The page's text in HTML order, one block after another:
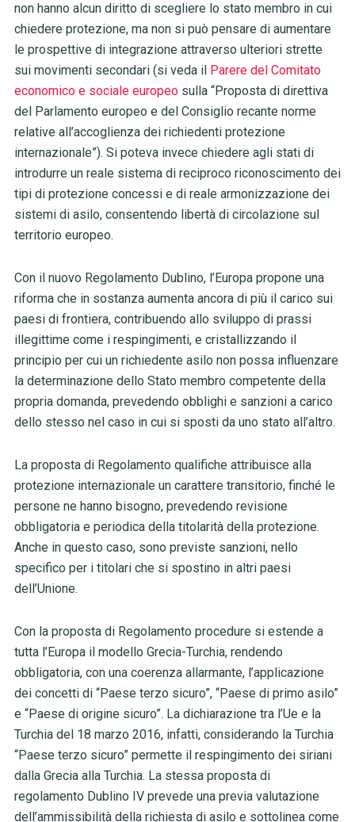
non hanno alcun diritto di scegliere lo stato membro in cui
chiedere protezione, ma non si può pensare di aumentare
le prospettive di integrazione attraverso ulteriori strette
sui movimenti secondari(si veda il Parere del Comitato
economico e sociale europeosulla “Proposta di direttiva
del Parlamento europeo e del Consiglio recante norme
relative all’accoglienza dei richiedenti protezione
internazionale”). Si poteva invece chiedere agli stati di
introdurre un reale sistema di reciproco riconoscimento dei
tipi di protezione concessi e di reale armonizzazione dei
sistemi di asilo, consentendo libertà di circolazione sul
territorio europeo.
Con il nuovo Regolamento Dublino, l’Europa propone una
riforma che in sostanza aumenta ancora di più il carico sui
paesi di frontiera, contribuendo allo sviluppo di prassi
illegittime come i respingimenti, e cristallizzando il
principio per cui un richiedente asilo non possa influenzare
la determinazione dello Stato membro competente della
propria domanda, prevedendo obblighi e sanzioni a carico
dello stesso nel caso in cui si sposti da uno stato all’altro.
La proposta di Regolamento qualifiche attribuisce alla
protezione internazionale un carattere transitorio, finché le
persone ne hanno bisogno, prevedendo revisione
obbligatoria e periodica della titolarità della protezione.
Anche in questo caso, sono previste sanzioni, nello
specifico per i titolari che si spostino in altri paesi
dell’Unione.
Con la proposta di Regolamento procedure si estende a
tutta l’Europa il modello Grecia-Turchia, rendendo
obbligatoria, con una coerenza allarmante, l’applicazione
dei concetti di “Paese terzo sicuro”, “Paese di primo asilo”
e “Paese di origine sicuro”. La dichiarazione tra l’Ue e la
Turchia del 18 marzo 2016, infatti, considerando la Turchia
“Paese terzo sicuro” permette il respingimento dei siriani
dalla Grecia alla Turchia. La stessa proposta di
regolamento Dublino IV prevede una previa valutazione
dell’ammissibilità della richiesta di asilo e sottolinea come